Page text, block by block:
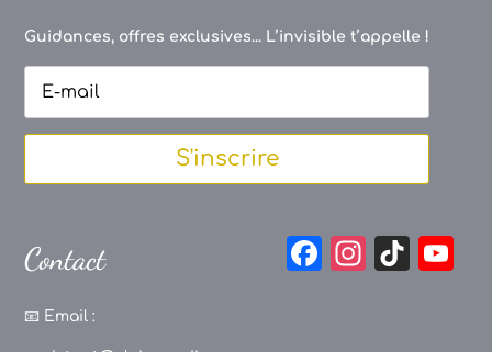
Guidances, offres exclusives... L’invisible t’appelle !
S'inscrire
Contact
📧 Email :
F
In Ti